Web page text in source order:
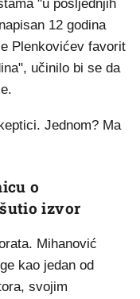
"u posljednjih
12 godina
Plenkovićev favorit
učinilo bi se da
Jednom? Ma
o
izvor
Mihanović
kao jedan od
svojim